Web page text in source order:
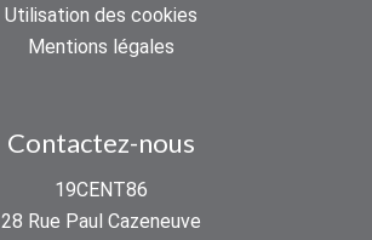
Utilisation des cookies
Mentions légales
Contactez-nous
19CENT86
28 Rue Paul Cazeneuve